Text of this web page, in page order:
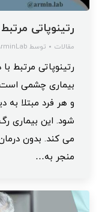
رتینوپاتی
مقالات توسط
رتینوپاتی مرتبط
بیماری چشمی است
و هر فرد مبتلا به
شود. این بیماری
می کند. بدون
منجر به…